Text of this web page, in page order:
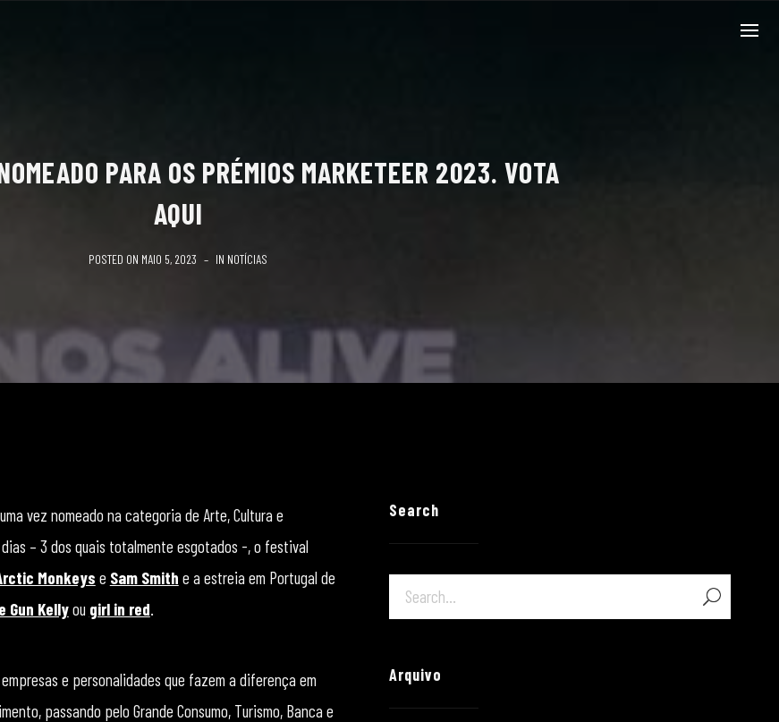
PARA OS PRÉMIOS MARKETEER 2023. VOTA
AQUI
POSTED ON MAIO 5, 2023 IN NOTÍCIAS
vez nomeado na categoria de Arte, Cultura e
– 3 dos quais totalmente esgotados -, o festival
Monkeys e Sam Smith e a estreia em Portugal de
Gun Kellyou girl in red.
e personalidades que fazem a diferença em
passando pelo Grande Consumo, Turismo, Banca e
Search
Arquivo